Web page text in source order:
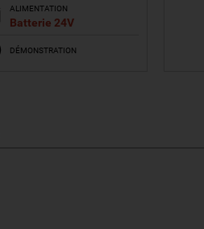
ALIMENTATION
Batterie 24V
DÉMONSTRATION